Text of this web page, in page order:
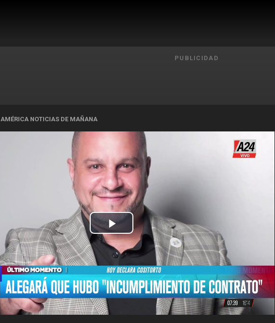
PUBLICIDAD
AMÉRICA NOTICIAS DE MAÑANA
Play
Video